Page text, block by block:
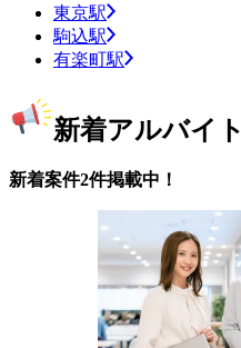
東京駅
駒込駅
有楽町駅
新着アルバイト
新着案件2件掲載中！